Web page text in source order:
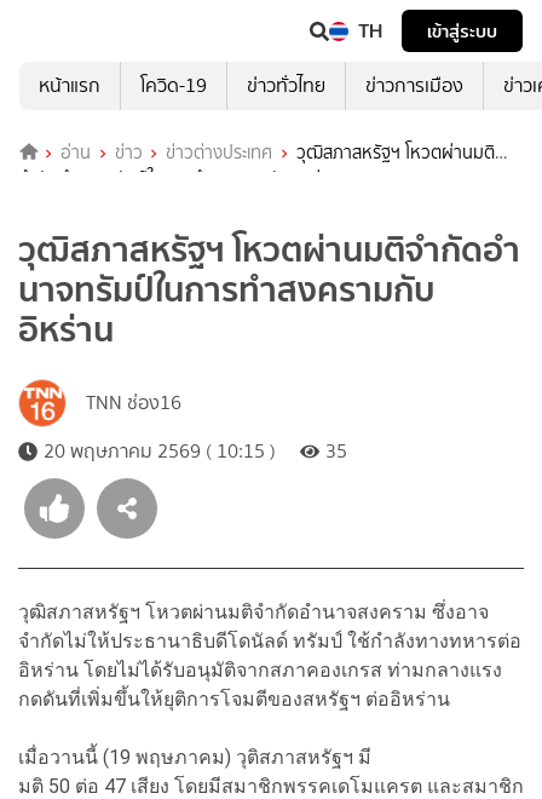
TH
เข้าสู่ระบบ
หน้าแรก
โควิด-19 ข่าวทั่วไทย ข่าวการเมือง ข่าว
อ่าน ข่าว ข่าวต่างประเทศ
วุฒิสภาสหรัฐฯ โหวตผ่านมติ
จำกัดอำนาจทรัมป์ในการทำสงครามกับอิหร่าน
วุฒิสภาสหรัฐฯ โหวตผ่านมติจำกัดอำ
นาจทรัมป์ในการทำสงครามกับ
อิหร่าน
TNN ช่อง16
20 พฤษภาคม 2569 ( 10:15 )
35
วุฒิสภาสหรัฐฯ โหวตผ่านมติจำกัดอำนาจสงคราม ซึ่งอาจ
จำกัดไม่ให้ประธานาธิบดีโดนัลด์ ทรัมป์ ใช้กำลังทางทหารต่อ
อิหร่าน โดยไม่ได้รับอนุมัติจากสภาคองเกรส ท่ามกลางแรง
กดดันที่เพิ่มขึ้นให้ยุติการโจมตีของสหรัฐฯ ต่ออิหร่าน
เมื่อวานนี้ (19 พฤษภาคม) วุติสภาสหรัฐฯ มี
มติ 50 ต่อ 47 เสียง โดยมีสมาชิกพรรคเดโมแครต และสมาชิก